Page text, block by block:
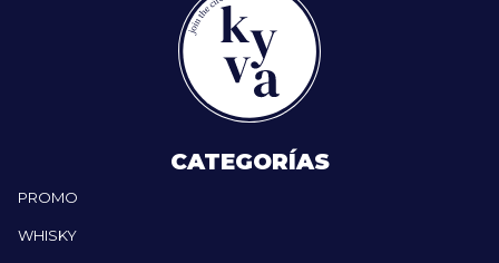
CATEGORÍAS
PROMO
WHISKY